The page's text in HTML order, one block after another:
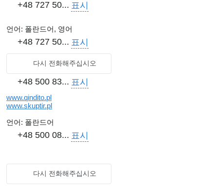
+48 727 50... 표시
언어: 폴란드어, 영어
+48 727 50... 표시
다시 전화해주십시오
+48 500 83... 표시
www.qindito.pl
www.skuptir.pl
언어: 폴란드어
+48 500 08... 표시
다시 전화해주십시오